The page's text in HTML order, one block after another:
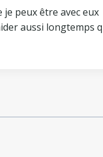
je peux être avec eux
aussi longtemps